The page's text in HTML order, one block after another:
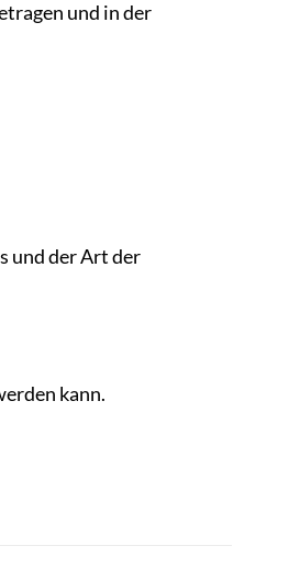
und in der
und der Art der
kann.